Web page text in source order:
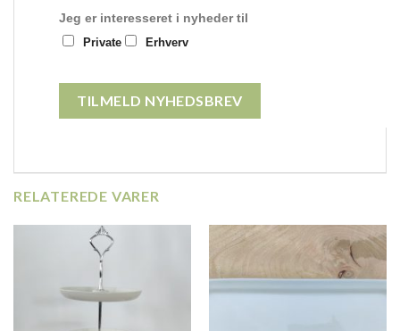
Jeg er interesseret i nyheder til
Private Erhverv
RELATEREDE VARER